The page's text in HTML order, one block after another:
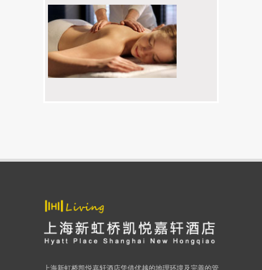
上海新虹桥凯悦嘉轩酒店凭借优越的地理环境及完善的管